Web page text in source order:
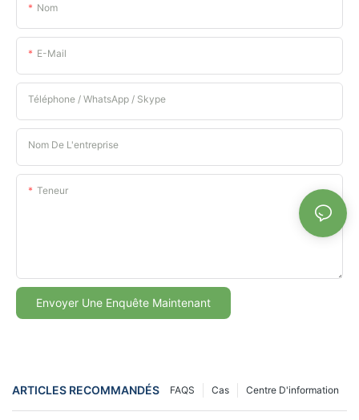
Nom
E-Mail
Téléphone / WhatsApp / Skype
Nom De L'entreprise
Teneur
Envoyer Une Enquête Maintenant
ARTICLES RECOMMANDÉS Centre D'information
Cas
FAQS